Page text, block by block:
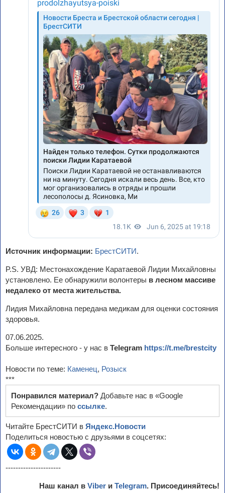
Источник информации: БрестСИТИ.
P.S. УВД: Местонахождение Каратаевой Лидии Михайловны
установлено. Ее обнаружили волонтеры в лесном массиве
недалеко от места жительства.
Лидия Михайловна передана медикам для оценки состояния
здоровья.
07.06.2025.
Больше интересного - у нас в Telegram https://t.me/brestcity
Новости по теме: Каменец, Розыск
***
Понравился материал? Добавьте нас в «Google
Рекомендации» по ссылке.
Читайте БрестСИТИ в Яндекс.Новости
Поделиться новостью с друзьями в соцсетях:
----------------------
Наш канал в Viber и Telegram. Присоединяйтесь!